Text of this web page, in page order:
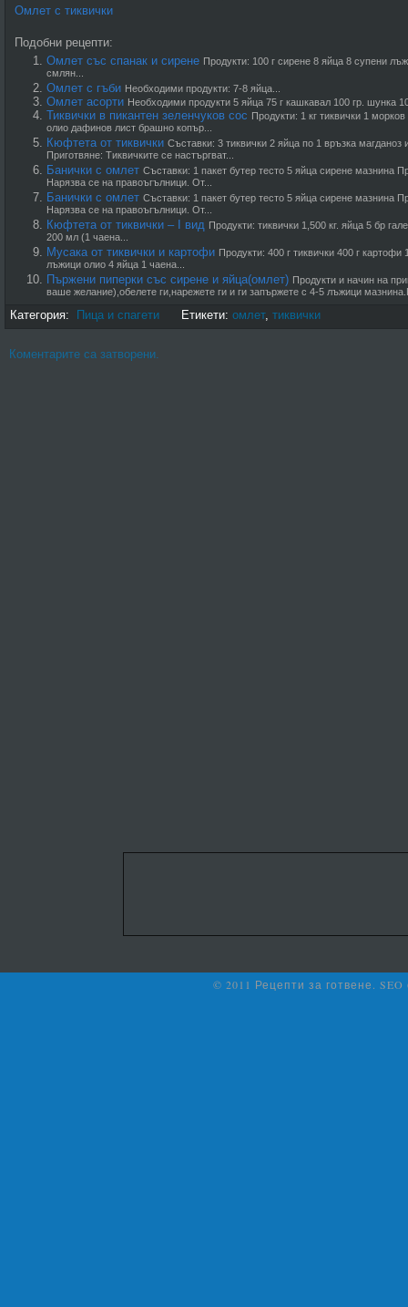
Омлет с тиквички
Подобни рецепти:
Омлет със спанак и сирене Продукти: 100 г сирене 8 яйца 8 супени
смлян...
Омлет с гъби Необходими продукти: 7-8 яйца...
Омлет асорти Необходими продукти 5 яйца 75 г кашкавал 100 гр. шунка
Тиквички в пикантен зеленчуков сос Продукти: 1 кг тиквички 1
олио дафинов лист брашно копър...
Кюфтета от тиквички Съставки: 3 тиквички 2 яйца по 1 връзка
Приготвяне: Тиквичките се настъргват...
Банички с омлет Съставки: 1 пакет бутер тесто 5 яйца сирене мазнина
Нарязва се на правоъгълници. От...
Банички с омлет Съставки: 1 пакет бутер тесто 5 яйца сирене мазнина
Нарязва се на правоъгълници. От...
Кюфтета от тиквички – I вид Продукти: тиквички 1,500 кг. яйца 5 бр
200 мл (1 чаена...
Мусака от тиквички и картофи Продукти: 400 г тиквички 400 г
лъжици олио 4 яйца 1 чаена...
Пържени пиперки със сирене и яйца(омлет) Продукти и начин на
ваше желание),обелете ги,нарежете ги и ги запържете с 4-5 лъжици
Категория:
Пица и спагети Етикети: омлет, тиквички
Коментарите са затворени.
© 2011 Рецепти за готвене.